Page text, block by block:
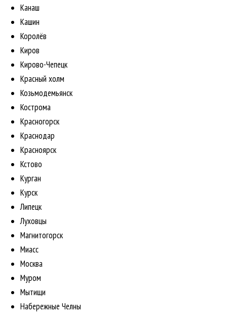
Канаш
Кашин
Королёв
Киров
Кирово-Чепецк
Красный холм
Козьмодемьянск
Кострома
Красногорск
Краснодар
Красноярск
Кстово
Курган
Курск
Липецк
Луховцы
Магнитогорск
Миасс
Москва
Муром
Мытищи
Набережные Челны